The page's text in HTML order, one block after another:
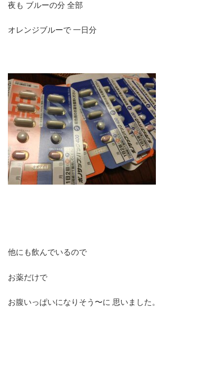
夜も ブルーの分 全部
オレンジブルーで 一日分
他にも飲んでいるので
お薬だけで
お腹いっぱいになりそう〜に 思いました。